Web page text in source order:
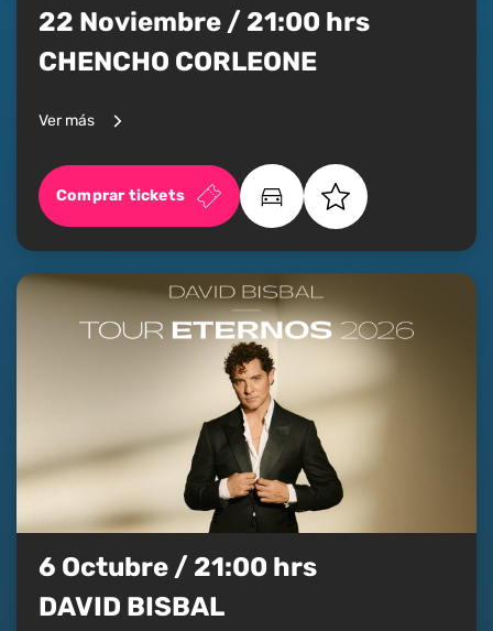
22 Noviembre / 21:00 hrs
CHENCHO CORLEONE
Ver más
Comprar tickets
6 Octubre / 21:00 hrs
DAVID BISBAL